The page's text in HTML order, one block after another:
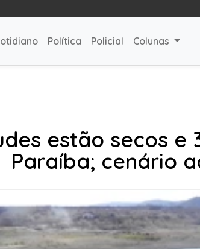
Política Policial Colunas
estão secos
Paraíba; cenário